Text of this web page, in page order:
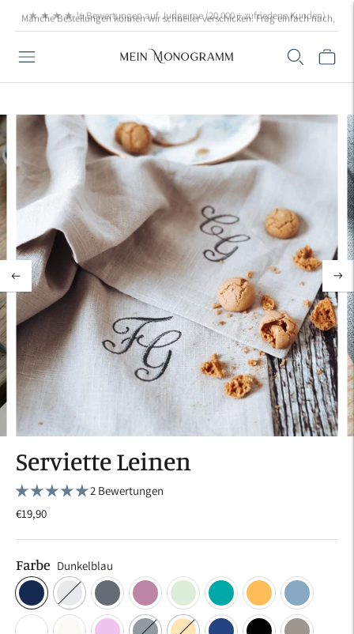
Manche Bestellungen können wir schneller verschicken. Frag einfach nach,
Serviette Leinen
2 Bewertungen
€19,90
Farbe Dunkelblau